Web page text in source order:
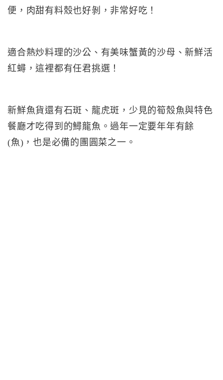
便，肉甜有料殼也好剝，非常好吃！
適合熱炒料理的沙公、有美味蟹黃的沙母、新鮮活
紅蟳，這裡都有任君挑選！
新鮮魚貨還有石斑、龍虎斑，少見的筍殼魚與特色
餐廳才吃得到的鱘龍魚。過年一定要年年有餘
(魚)，也是必備的團圓菜之一。